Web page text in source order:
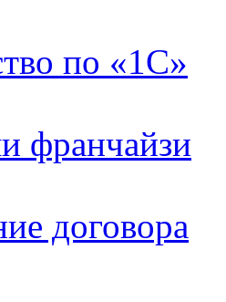
по «1С»
франчайзи
договора